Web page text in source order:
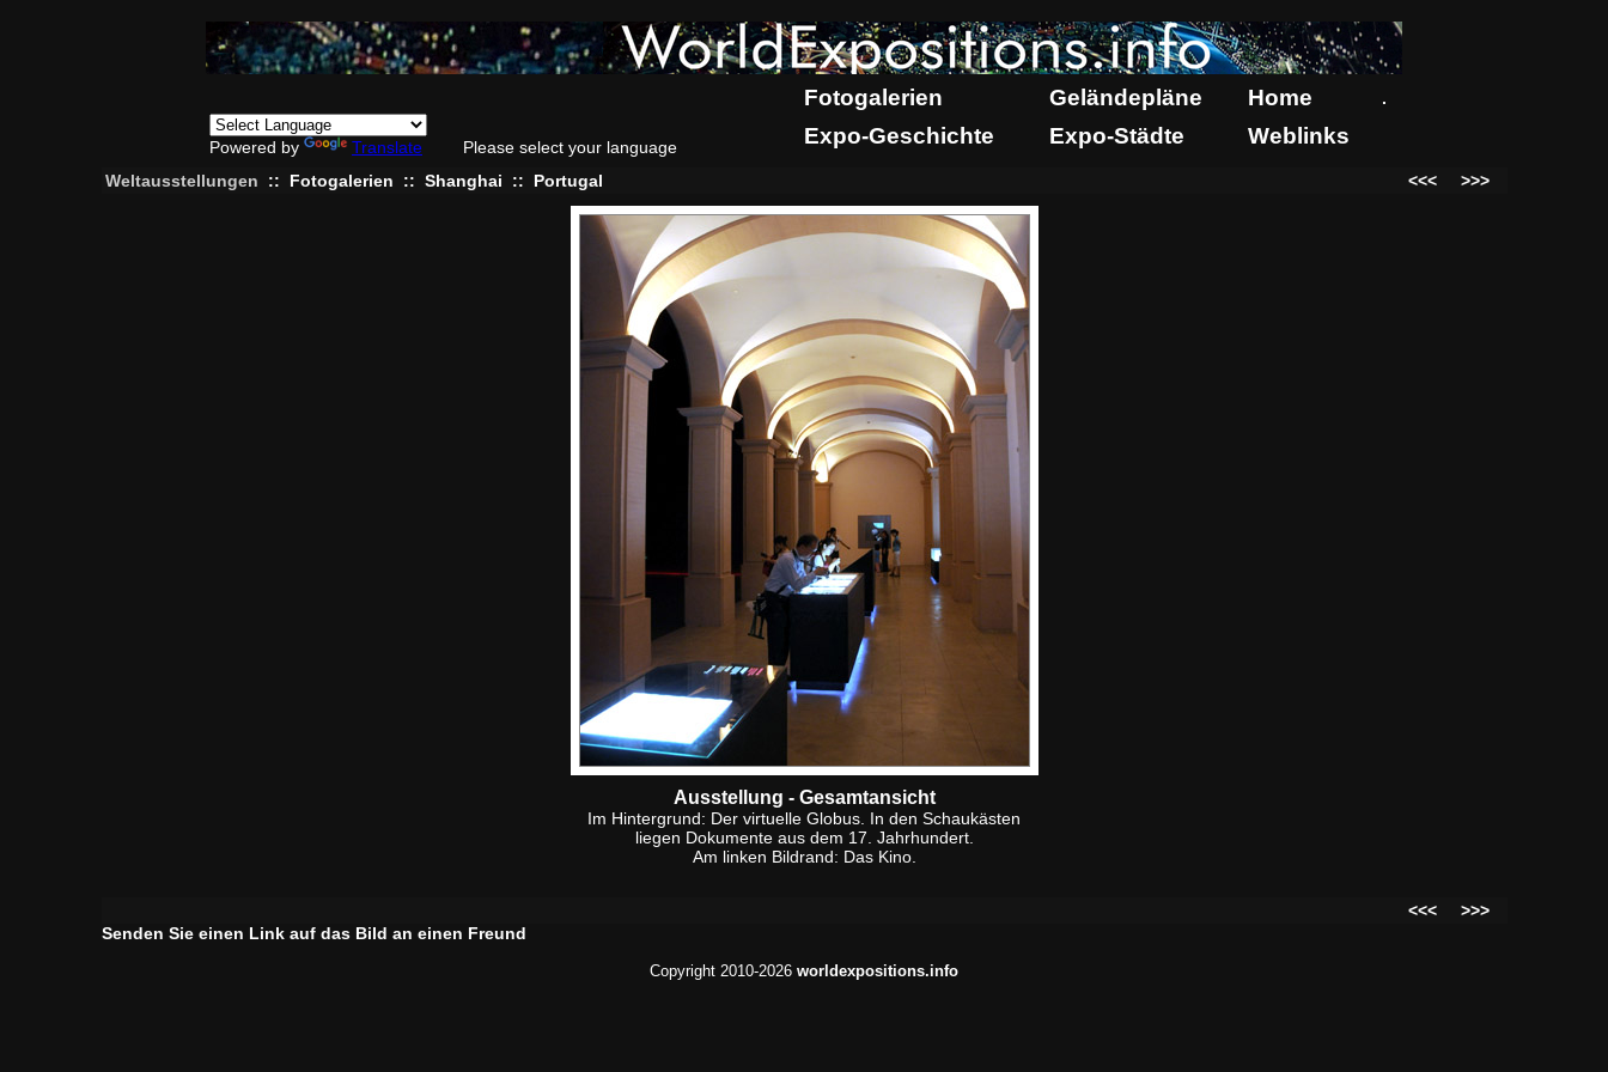
Powered by Translate Please select your language
Fotogalerien Geländepläne Home .
Expo-Geschichte Expo-Städte Weblinks
Weltausstellungen :: Fotogalerien :: Shanghai :: Portugal <<< >>>
Ausstellung - Gesamtansicht
Im Hintergrund: Der virtuelle Globus. In den Schaukästen
liegen Dokumente aus dem 17. Jahrhundert.
Am linken Bildrand: Das Kino.
<<<
>>>
Senden Sie einen Link auf das Bild an einen Freund
Copyright 2010-2026 worldexpositions.info